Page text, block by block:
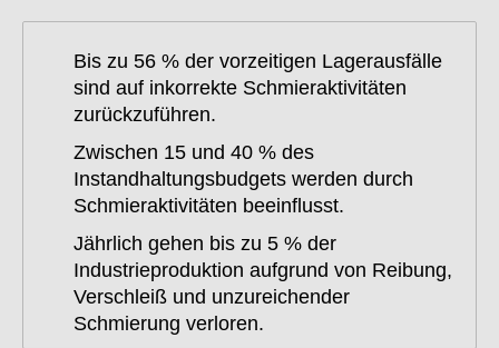
Bis zu 56 % der vorzeitigen Lagerausfälle
sind auf inkorrekte Schmieraktivitäten
zurückzuführen.
Zwischen 15 und 40 % des
Instandhaltungsbudgets werden durch
Schmieraktivitäten beeinflusst.
Jährlich gehen bis zu 5 % der
Industrieproduktion aufgrund von Reibung,
Verschleiß und unzureichender
Schmierung verloren.